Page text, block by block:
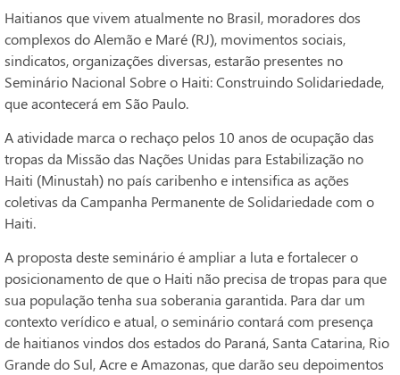
Haitianos que vivem atualmente no Brasil, moradores dos
complexos do Alemão e Maré (RJ), movimentos sociais,
sindicatos, organizações diversas, estarão presentes no
Seminário Nacional Sobre o Haiti: Construindo Solidariedade,
que acontecerá em São Paulo.
A atividade marca o rechaço pelos 10 anos de ocupação das
tropas da Missão das Nações Unidas para Estabilização no
Haiti (Minustah) no país caribenho e intensifica as ações
coletivas da Campanha Permanente de Solidariedade com o
Haiti.
A proposta deste seminário é ampliar a luta e fortalecer o
posicionamento de que o Haiti não precisa de tropas para que
sua população tenha sua soberania garantida. Para dar um
contexto verídico e atual, o seminário contará com presença
de haitianos vindos dos estados do Paraná, Santa Catarina, Rio
Grande do Sul, Acre e Amazonas, que darão seu depoimentos